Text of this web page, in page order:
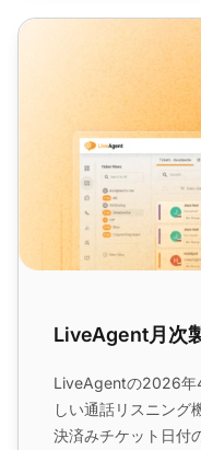
LiveAgent月次製品ア
LiveAgent月次
LiveAgentの2026年
しい通話リスニング
決済みチケット日付